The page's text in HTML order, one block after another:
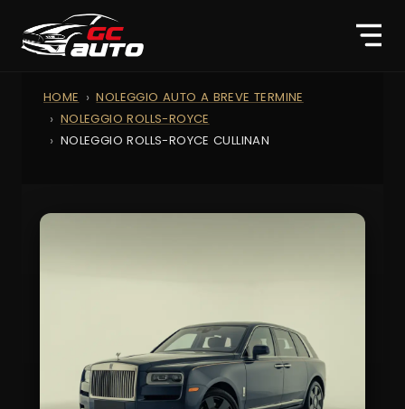
HOME
NOLEGGIO AUTO A BREVE TERMINE
NOLEGGIO ROLLS-ROYCE
NOLEGGIO ROLLS-ROYCE CULLINAN